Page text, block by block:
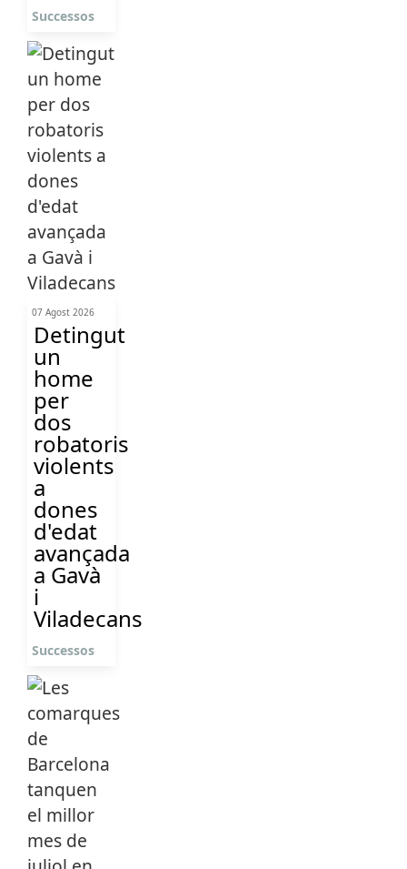
Successos
07 Agost 2026
Detingut
un
home
per
dos
robatoris
violents
a
dones
d'edat
avançada
a Gavà
i
Viladecans
Successos